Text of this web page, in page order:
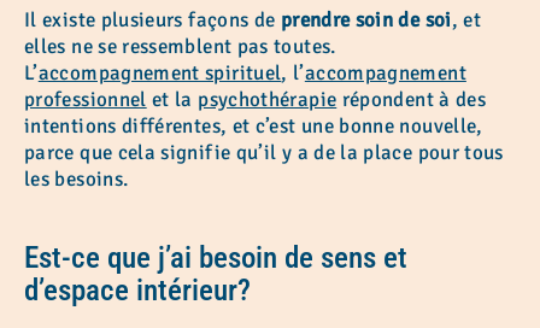
Il existe plusieurs façons de prendre soin de soi, et
elles ne se ressemblent pas toutes.
L’accompagnement spirituel, l’accompagnement
professionnel et la psychothérapie répondent à des
intentions différentes, et c’est une bonne nouvelle,
parce que cela signifie qu’il y a de la place pour tous
les besoins.
Est-ce que j’ai besoin de sens et
d’espace intérieur?